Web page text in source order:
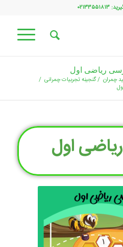
ریاضی اول
چمران /گنجینه تجربیات چمرانی /
اول